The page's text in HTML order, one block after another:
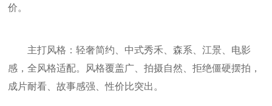
价。
主打风格：轻奢简约、中式秀禾、森系、江景、电影
感，全风格适配。风格覆盖广、拍摄自然、拒绝僵硬摆拍，
成片耐看、故事感强、性价比突出。